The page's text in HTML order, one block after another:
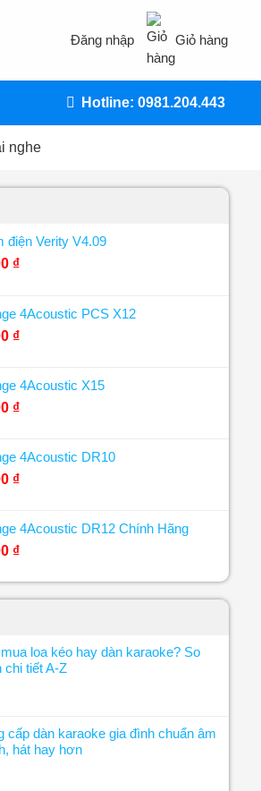
Đăng nhập Giỏ hàng
Hotline: 0981.204.443
nghe
điện Verity V4.09
₫
4Acoustic PCS X12
₫
4Acoustic X15
₫
4Acoustic DR10
₫
4Acoustic DR12 Chính Hãng
₫
loa kéo hay dàn karaoke? So
chi tiết A-Z
cấp dàn karaoke gia đình chuẩn âm
hát hay hơn